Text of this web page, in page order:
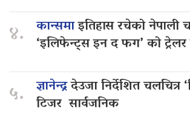
४. कान्समाइतिहास रचेको नेपाली
‘इलिफेन्ट्स इन द फग’ को ट्रेलर
५. ज्ञानेन्द्रदेउजा निर्देशित चलचित्र
टिजर सार्वजनिक